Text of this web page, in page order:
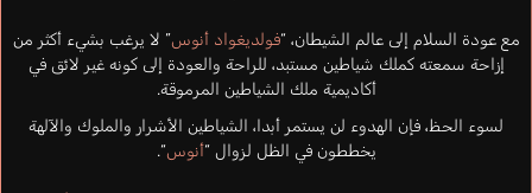
مع عودة السلام إلى عالم الشيطان، “فولديغواد أنوس” لا يرغب بشيء أكثر من
إزاحة سمعته كملك شياطين مستبد، للراحة والعودة إلى كونه غير لائق في
أكاديمية ملك الشياطين المرموقة.
لسوء الحظ، فإن الهدوء لن يستمر أبدا، الشياطين الأشرار والملوك والآلهة
يخططون في الظل لزوال “أنوس“.